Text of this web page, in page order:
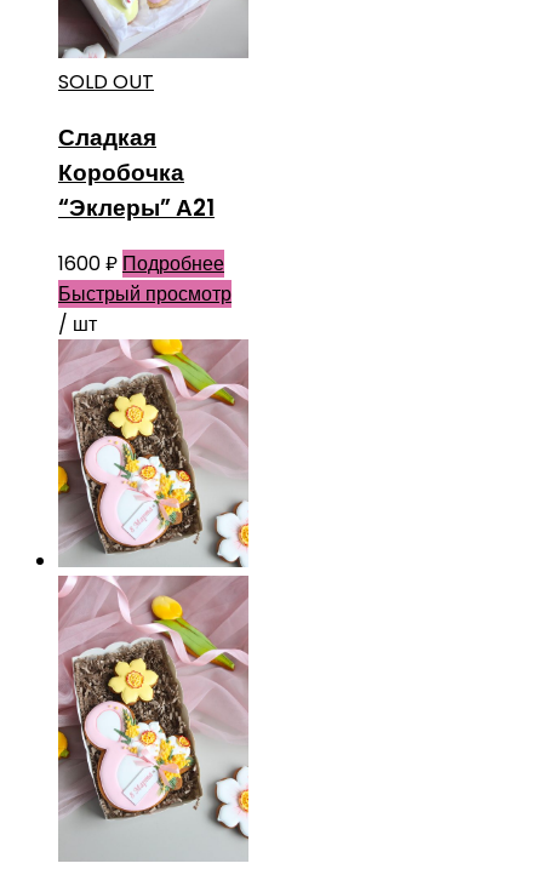
SOLD OUT
Сладкая
Коробочка
“Эклеры” А21
1600₽ Подробнее
Быстрый просмотр
/ шт